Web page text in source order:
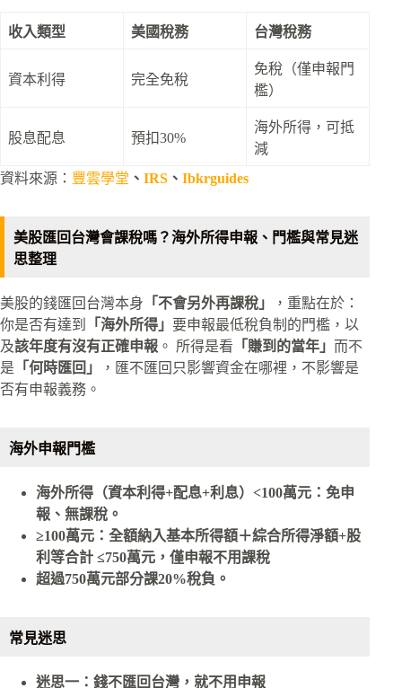
收入類型 美國稅務 台灣稅務
資本利得 完全免稅
免稅（僅申報門
檻）
股息配息 預扣30%
海外所得，可抵
減
資料來源： 豐雲學堂 、 IRS 、 Ibkrguides
美股匯回台灣會課稅嗎？海外所得申報、門檻與常見迷
思整理
美股的錢匯回台灣本身 「不會另外再課稅」
，重點在於：
你是否有達到
「海外所得」 要申報最低稅負制的門檻，以
及該年度有沒有正確申報 。 所得是看 「賺到的當年」 而不
是 「何時匯回」
，匯不匯回只影響資金在哪裡，不影響是
否有申報義務。
海外申報門檻
海外所得（資本利得+配息+利息）<100萬元：免申
報、無課稅。
≥100萬元：全額納入基本所得額＋綜合所得淨額+股
利等合計 ≤750萬元，僅申報不用課稅
超過750萬元部分課20%稅負。
常見迷思
迷思一：錢不匯回台灣，就不用申報